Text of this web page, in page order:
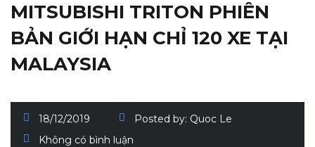
MITSUBISHI TRITON PHIÊN
BẢN GIỚI HẠN CHỈ 120 XE TẠI
MALAYSIA
18/12/2019 Posted by: Quoc Le
Không có bình luận